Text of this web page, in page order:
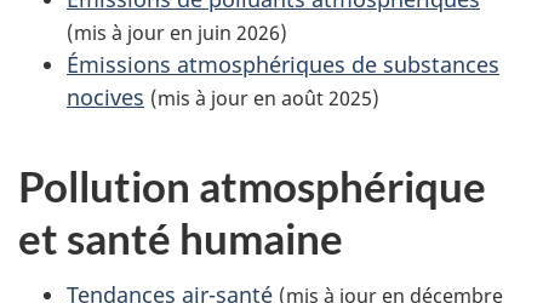
(mis à jour en juin 2026)
Émissions atmosphériques de substances
nocives (mis à jour en août 2025)
Pollution atmosphérique
et santé humaine
Tendances air-santé (mis à jour en décembre